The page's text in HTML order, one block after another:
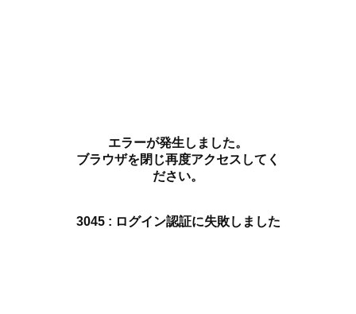
エラーが発生しました。
ブラウザを閉じ再度アクセスしてく
ださい。
3045 : ログイン認証に失敗しました